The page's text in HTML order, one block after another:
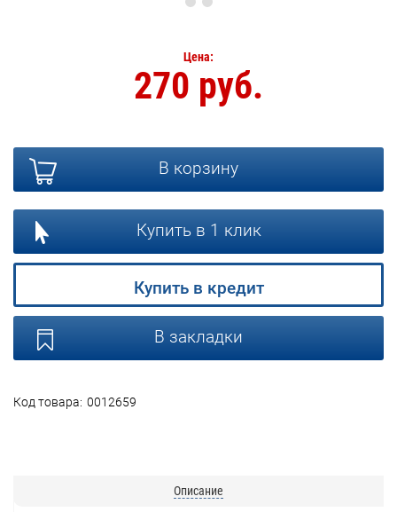
Код товара: 0012659
Цена:
270 руб.
В корзину
Купить в 1 клик
Купить в кредит
В закладки
Описание